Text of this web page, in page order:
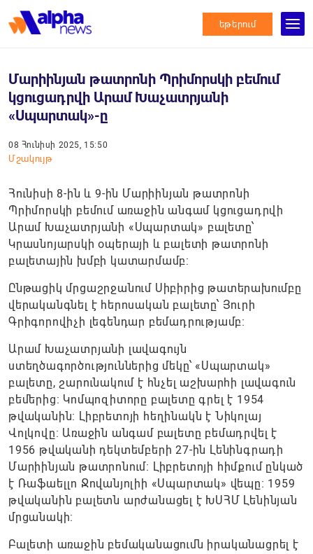
եթերում
Մարիինյան թատրոնի Պրիմորսկի բեմում
կցուցադրվի Արամ Խաչատրյանի
«Սպարտակ»-ը
08 Հունիսի 2025, 15:50
Մշակույթ
Հունիսի 8-ին և 9-ին Մարիինյան թատրոնի
Պրիմորսկի բեմում առաջին անգամ կցուցադրվի
Արամ Խաչատրյանի «Սպարտակ» բալետը՝
Կրասնոյարսկի օպերայի և բալետի թատրոնի
բալետային խմբի կատարմամբ:
Ընթացիկ մրցաշրջանում Սիբիրից թատերախումբը
վերականգնել է հերոսական բալետը՝ Յուրի
Գրիգորովիչի լեգենդար բեմադրությամբ։
Արամ Խաչատրյանի լավագույն
ստեղծագործություններից մեկը՝ «Սպարտակ»
բալետը, շարունակում է հնչել աշխարհի լավագուն
բեմերից։ Կոմպոզիտորը բալետը գրել է 1954
թվականին: Լիբրետոյի հեղինակն է Նիկոլայ
Վոլկովը։ Առաջին անգամ բալետը բեմադրվել է
1956 թվականի դեկտեմբերի 27-ին Լենինգրադի
Մարիինյան թատրոնում։ Լիբրետոյի հիմքում ընկած
է Ռաֆաելլո Ջովանյոլիի «Սպարտակ» վեպը։ 1959
թվականին բալետն արժանացել է ԽՍՀՄ Լենինյան
մրցանակի։
Բալետի առաջին բեմականացումն իրականացրել է